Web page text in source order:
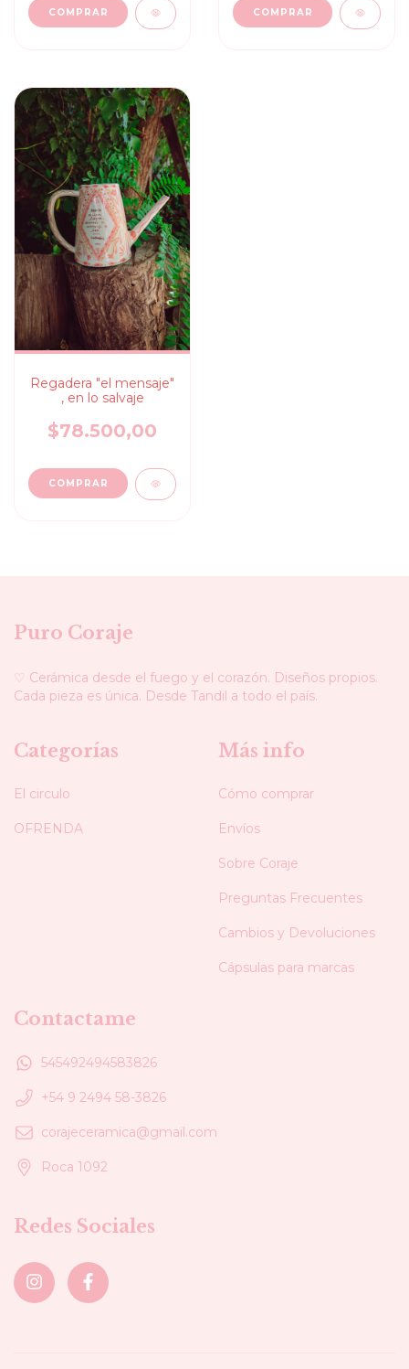
Regadera "el mensaje"
, en lo salvaje
$78.500,00
Puro Coraje
♡ Cerámica desde el fuego y el corazón. Diseños propios.
Cada pieza es única. Desde Tandil a todo el país.
Categorías
El circulo
OFRENDA
Más info
Cómo comprar
Envíos
Sobre Coraje
Preguntas Frecuentes
Cambios y Devoluciones
Cápsulas para marcas
Contactame
545492494583826
+54 9 2494 58-3826
corajeceramica@gmail.com
Roca 1092
Redes Sociales